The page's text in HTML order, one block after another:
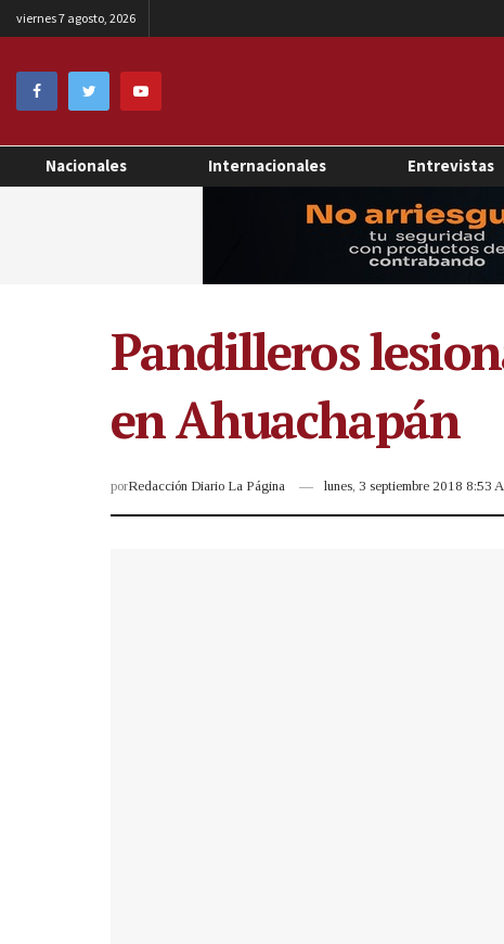
viernes 7 agosto, 2026
Nacionales Internacionales Entrevistas
Pandilleros
en Ahuachapán
porRedacción Diario La Página lunes, 3 septiembre 2018 8:53